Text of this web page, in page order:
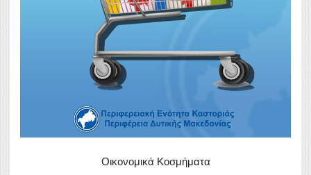
Οικονομικά Κοσμήματα